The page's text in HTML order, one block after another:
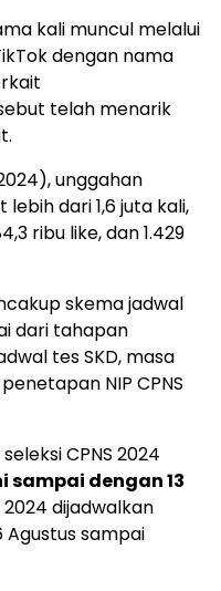
kali muncul melalui
dengan nama
telah menarik
unggahan
dari 1,6 juta kali,
ribu like, dan 1.429
skema jadwal
dari tahapan
tes SKD, masa
NIP CPNS
CPNS 2024
sampai dengan 13
2024 dijadwalkan
sampai